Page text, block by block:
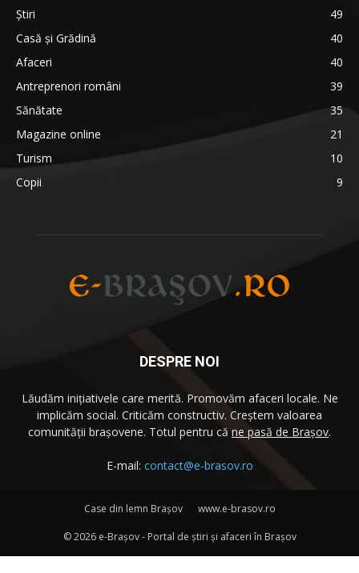
Știri
49
Casă și Grădină
40
Afaceri
40
Antreprenori români
39
Sănătate
35
Magazine online
21
Turism
10
Copii
9
DESPRE NOI
Lăudăm iniţiativele care merită. Promovăm afaceri locale. Ne
implicăm social. Criticăm constructiv. Creştem valoarea
comunităţii brașovene. Totul pentru că ne pasă de Brașov.
E-mail: contact@e-brasov.ro
Case din lemn Braşov www.e-brasov.ro
©2026 e-Brașov - Portal de ştiri şi afaceri în Brașov